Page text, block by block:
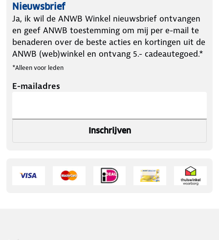
Nieuwsbrief
Ja, ik wil de ANWB Winkel nieuwsbrief ontvangen
en geef ANWB toestemming om mij per e-mail te
benaderen over de beste acties en kortingen uit de
ANWB (web)winkel en ontvang 5.- cadeautegoed.*
*Alleen voor leden
E-mailadres
Inschrijven